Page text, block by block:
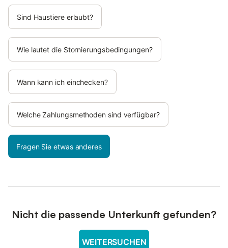
Sind Haustiere erlaubt?
Wie lautet die Stornierungsbedingungen?
Wann kann ich einchecken?
Welche Zahlungsmethoden sind verfügbar?
Fragen Sie etwas anderes
Nicht die passende Unterkunft gefunden?
WEITERSUCHEN